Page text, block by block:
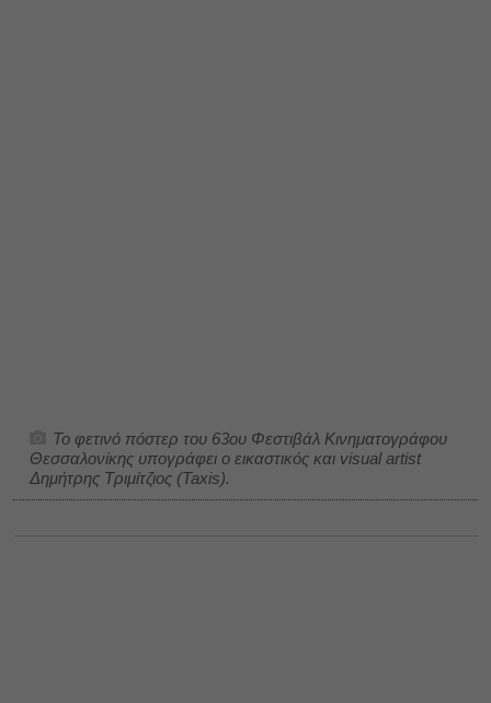
To φετινό πόστερ του 63ου Φεστιβάλ Κινηματογράφου
Θεσσαλονίκης υπογράφει ο εικαστικός και visual artist
Δημήτρης Τριμίτζιος (Taxis).